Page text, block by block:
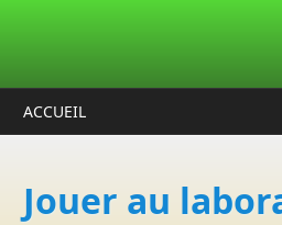
ACCUEIL
Jouer au